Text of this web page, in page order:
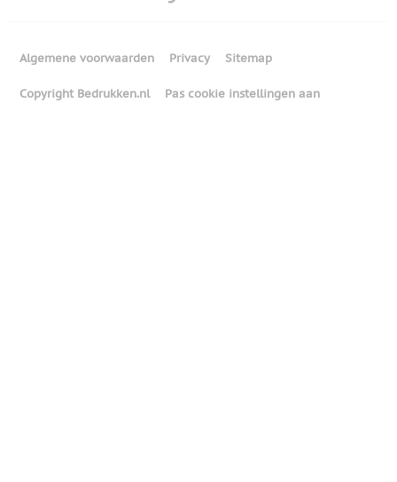
Algemene voorwaarden Privacy Sitemap
Copyright Bedrukken.nl Pas cookie instellingen aan